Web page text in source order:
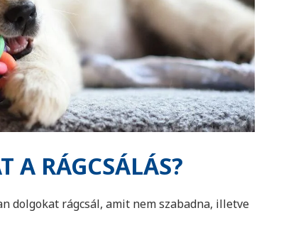
A RÁGCSÁLÁS?
dolgokat rágcsál, amit nem szabadna, illetve